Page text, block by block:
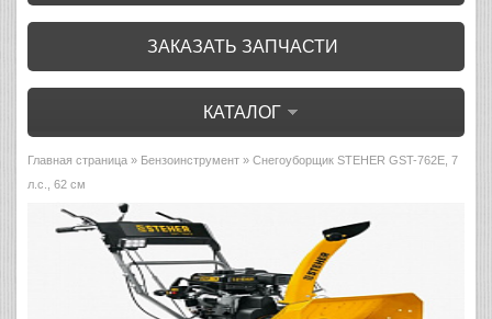
ЗАКАЗАТЬ ЗАПЧАСТИ
КАТАЛОГ
Главная страница » Бензоинструмент » Снегоуборщик STEHER GST-762E, 7
л.с., 62 см